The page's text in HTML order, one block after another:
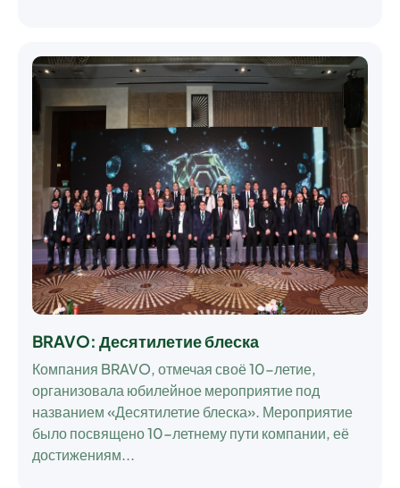
BRAVO: Десятилетие блеска
Компания BRAVO, отмечая своё 10-летие,
организовала юбилейное мероприятие под
названием «Десятилетие блеска». Мероприятие
было посвящено 10-летнему пути компании, её
достижениям...